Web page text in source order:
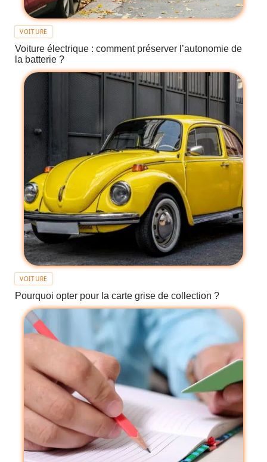
VOITURE
Voiture électrique : comment préserver l’autonomie de
la batterie ?
VOITURE
Pourquoi opter pour la carte grise de collection ?